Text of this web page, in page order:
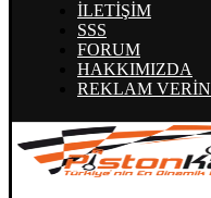
İLETİŞİM
SSS
FORUM
HAKKIMIZDA
REKLAM VERİN